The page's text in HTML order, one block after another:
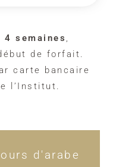
4 semaines ,
de forfait.
carte bancaire
l’Institut.
d'arabe